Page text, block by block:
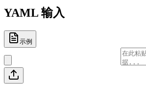
YAML 输入
示例